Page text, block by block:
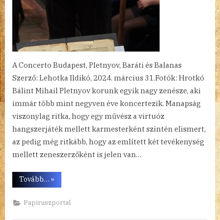
A Concerto Budapest, Pletnyov, Baráti és Balanas
Szerző: Lehotka Ildikó, 2024. március 31.Fotók: Hrotkó
Bálint Mihail Pletnyov korunk egyik nagy zenésze, aki
immár több mint negyven éve koncertezik. Manapság
viszonylag ritka, hogy egy művész a virtuóz
hangszerjáték mellett karmesterként szintén elismert,
az pedig még ritkább, hogy az említett két tevékenység
mellett zeneszerzőként is jelen van…
Tovább… “Pletnyov
–
zongorista,
a
»
Papiruszportal